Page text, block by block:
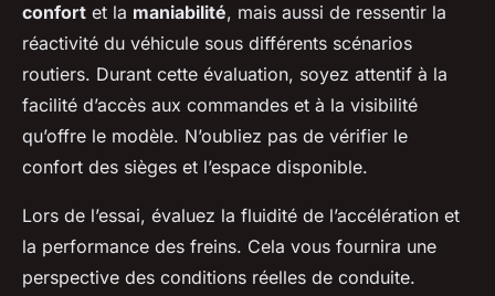
confort et la maniabilité, mais aussi de ressentir la
réactivité du véhicule sous différents scénarios
routiers. Durant cette évaluation, soyez attentif à la
facilité d’accès aux commandes et à la visibilité
qu’offre le modèle. N’oubliez pas de vérifier le
confort des sièges et l’espace disponible.
Lors de l’essai, évaluez la fluidité de l’accélération et
la performance des freins. Cela vous fournira une
perspective des conditions réelles de conduite.